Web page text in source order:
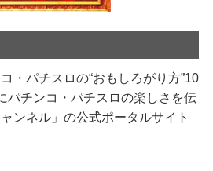
・パチスロの“おもしろがり方”10
パチンコ・パチスロの楽しさを伝
ンネル」の公式ポータルサイト